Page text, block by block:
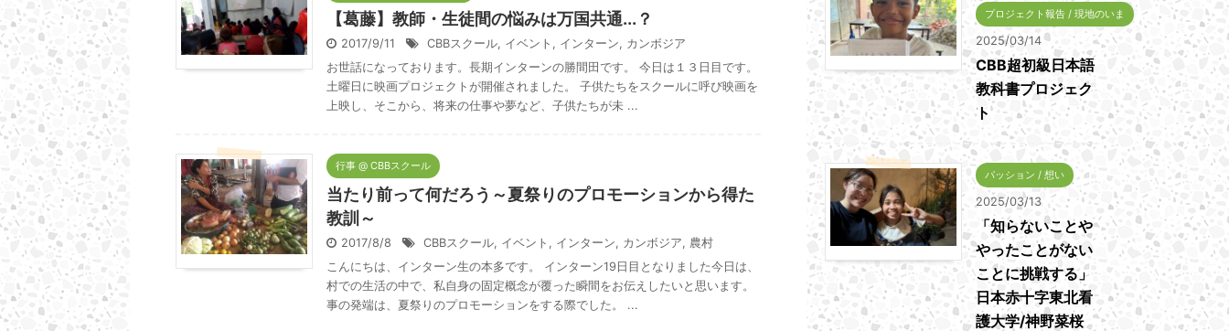
【葛藤】教師・生徒間の悩みは万国共通...？
2017/9/11 CBBスクール, イベント , インターン, カンボジア
お世話になっております。長期インターンの勝間田です。 今日は１３日目です。
土曜日に映画プロジェクトが開催されました。 子供たちをスクールに呼び映画を
上映し、そこから、将来の仕事や夢など、子供たちが未 ...
行事 @ CBBスクール
当たり前って何だろう～夏祭りのプロモーションから得た
教訓～
2017/8/8 CBBスクール, イベント , インターン, カンボジア, 農村
こんにちは、インターン生の本多です。 インターン19日目となりました今日は、
村での生活の中で、私自身の固定概念が覆った瞬間をお伝えしたいと思います。
事の発端は、夏祭りのプロモーションをする際でした。 ...
プロジェクト報告 / 現地のいま
2025/03/14
CBB超初級日本語
教科書プロジェク
ト
パッション / 想い
2025/03/13
「知らないことや
やったことがない
ことに挑戦する」
日本赤十字東北看
護大学/神野菜桜